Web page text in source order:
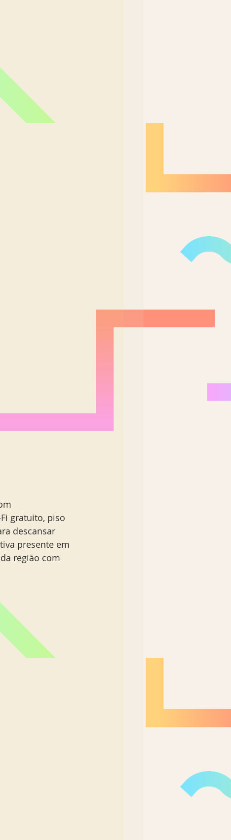
gratuito, piso
descansar
presente em
região com